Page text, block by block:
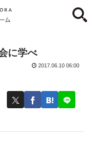
に学べ
2017.06.10 06:00